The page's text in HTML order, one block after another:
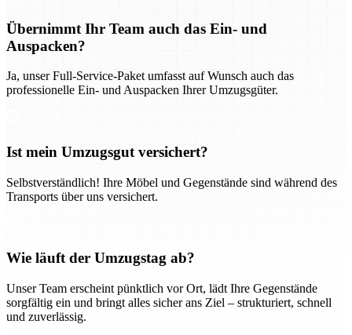
Übernimmt Ihr Team auch das Ein- und
Auspacken?
Ja, unser Full-Service-Paket umfasst auf Wunsch auch das
professionelle Ein- und Auspacken Ihrer Umzugsgüter.
Ist mein Umzugsgut versichert?
Selbstverständlich! Ihre Möbel und Gegenstände sind während des
Transports über uns versichert.
Wie läuft der Umzugstag ab?
Unser Team erscheint pünktlich vor Ort, lädt Ihre Gegenstände
sorgfältig ein und bringt alles sicher ans Ziel – strukturiert, schnell
und zuverlässig.